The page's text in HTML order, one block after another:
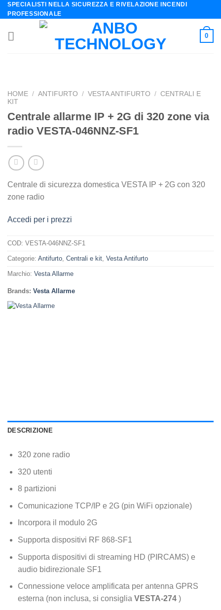
Skip
to
content
SPECIALISTI NELLA SICUREZZA E RIVELAZIONE INCENDI
PROFESSIONALE
0
HOME / ANTIFURTO / VESTA ANTIFURTO / CENTRALI E
KIT
Centrale allarme IP + 2G di 320 zone via
radio VESTA-046NNZ-SF1
Centrale di sicurezza domestica VESTA IP + 2G con 320
zone radio
Accedi per i prezzi
COD: VESTA-046NNZ-SF1
Categorie: Antifurto, Centrali e kit, Vesta Antifurto
Marchio: Vesta Allarme
Brands: Vesta Allarme
DESCRIZIONE
320 zone radio
320 utenti
8 partizioni
Comunicazione TCP/IP e 2G (pin WiFi opzionale)
Incorpora il modulo 2G
Supporta dispositivi RF 868-SF1
Supporta dispositivi di streaming HD (PIRCAMS) e
audio bidirezionale SF1
Connessione veloce amplificata per antenna GPRS
esterna (non inclusa, si consiglia VESTA-274)